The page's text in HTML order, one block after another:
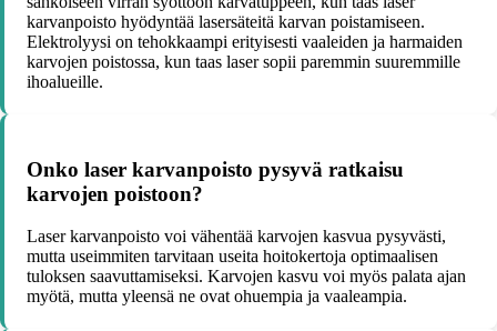
karvanpoisto hyödyntää lasersäteitä karvan poistamiseen.
Elektrolyysi on tehokkaampi erityisesti vaaleiden ja harmaiden
karvojen poistossa, kun taas laser sopii paremmin suuremmille
ihoalueille.
Onko laser karvanpoisto pysyvä ratkaisu
karvojen poistoon?
Laser karvanpoisto voi vähentää karvojen kasvua pysyvästi,
mutta useimmiten tarvitaan useita hoitokertoja optimaalisen
tuloksen saavuttamiseksi. Karvojen kasvu voi myös palata ajan
myötä, mutta yleensä ne ovat ohuempia ja vaaleampia.